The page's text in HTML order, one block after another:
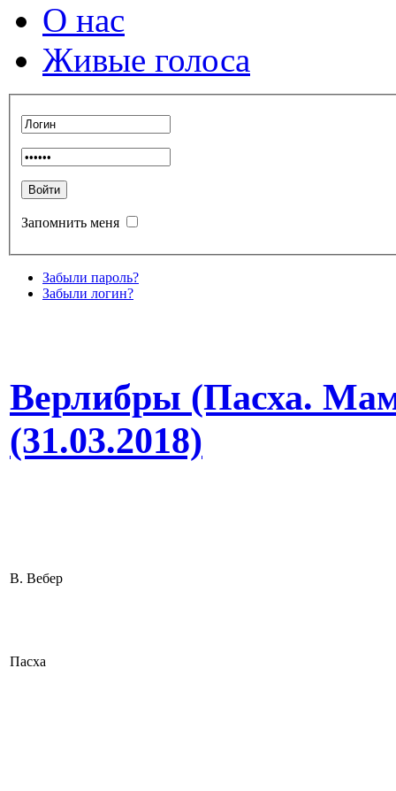
О нас
Живые голоса
Запомнить меня
Забыли пароль?
Забыли логин?
Верлибры (Пасха.
(31.03.2018)
В. Вебер
Пасха